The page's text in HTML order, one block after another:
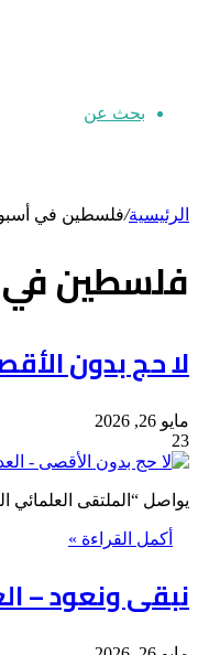
بحث عن
الرئيسية/فلسطين في
فلسطين
لا حج بدون
مايو 26, 2026
23
يواصل “الملتقى العلمائي
أكمل القراءة »
نبقى ونعود –